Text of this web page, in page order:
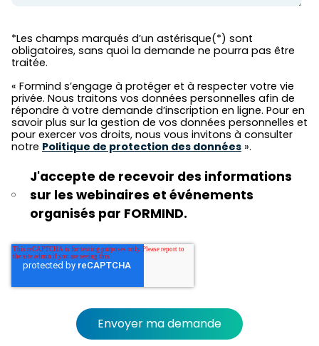
*Les champs marqués d’un astérisque(*) sont
obligatoires, sans quoi la demande ne pourra pas être
traitée.
« Formind s’engage à protéger et à respecter votre vie
privée. Nous traitons vos données personnelles afin de
répondre à votre demande d’inscription en ligne. Pour en
savoir plus sur la gestion de vos données personnelles et
pour exercer vos droits, nous vous invitons à consulter
notre Politique de protection des données ».
J'accepte de recevoir des informations
sur les webinaires et événements
organisés par FORMIND.